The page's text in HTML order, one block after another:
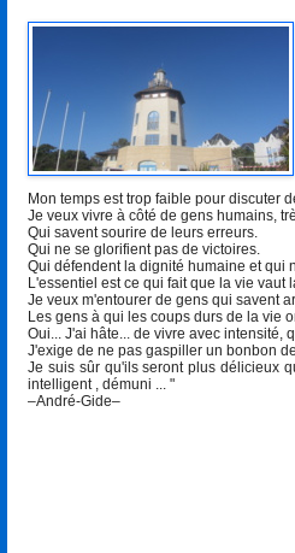
Mon temps est trop faible pour discuter
Je veux vivre à côté de gens humains,
Qui savent sourire de leurs erreurs.
Qui ne se glorifient pas de victoires.
Qui défendent la dignité humaine et qui
L'essentiel est ce qui fait que la vie vaut
Je veux m'entourer de gens qui savent
Les gens à qui les coups durs de la vie
Oui... J'ai hâte... de vivre avec intensité,
J'exige de ne pas gaspiller un bonbon
Je suis sûr qu'ils seront plus délicieux
intelligent , démuni ... "
–André-Gide–